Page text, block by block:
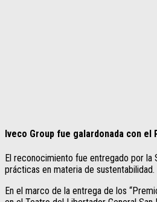
Iveco Group fue galardonada con
El reconocimiento fue entregado por
prácticas en materia de sustentabilidad.
En el marco de la entrega de los